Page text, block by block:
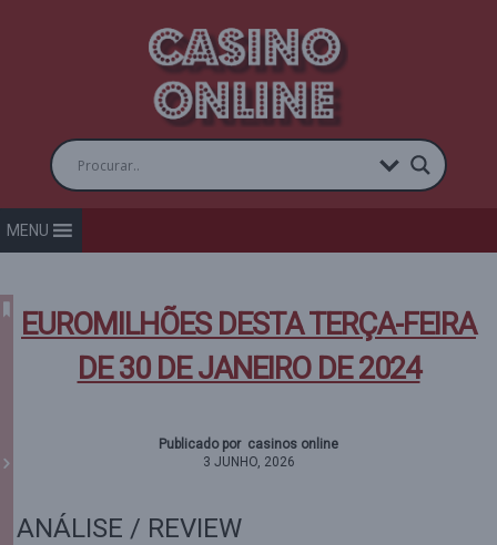
MENU
EUROMILHÕES DESTA TERÇA-FEIRA
DE 30 DE JANEIRO DE 2024
Publicado por casinos online
3 JUNHO, 2026
ANÁLISE / REVIEW